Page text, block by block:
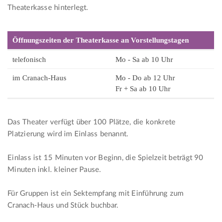
Theaterkasse hinterlegt.
Öffnungszeiten der Theaterkasse an Vorstellungstagen
telefonisch Mo - Sa ab 10 Uhr
im Cranach-Haus
Mo - Do ab 12 Uhr
Fr + Sa ab 10 Uhr
Das Theater verfügt über 100 Plätze, die konkrete
Platzierung wird im Einlass benannt.
Einlass ist 15 Minuten vor Beginn, die Spielzeit beträgt 90
Minuten inkl. kleiner Pause.
Für Gruppen ist ein Sektempfang mit Einführung zum
Cranach-Haus und Stück buchbar.